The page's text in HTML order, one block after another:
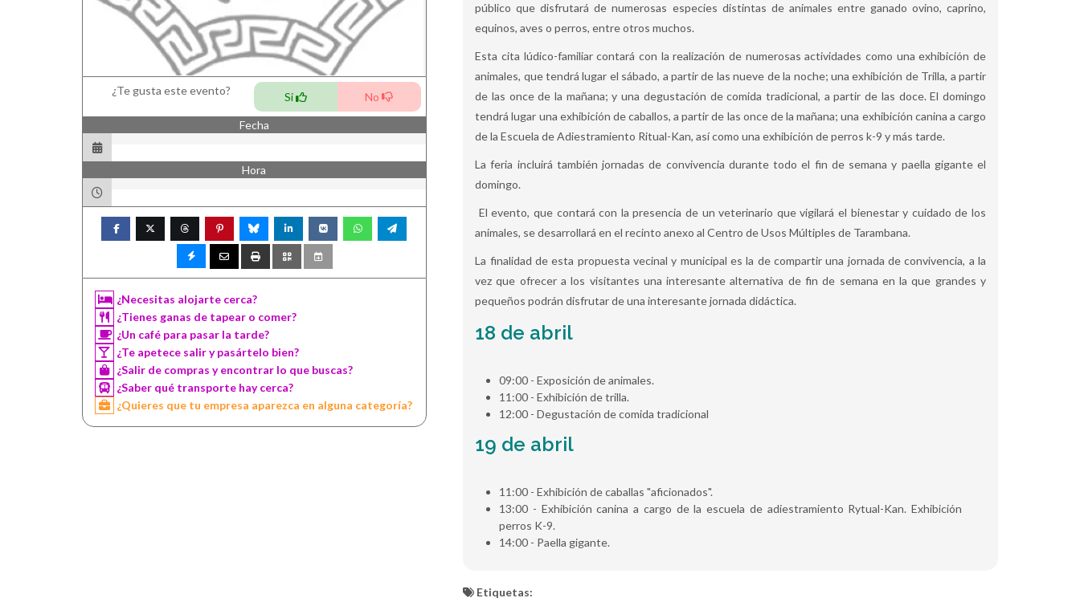
¿Te gusta este evento? Si No
Fecha
Hora
¿Necesitas alojarte cerca?
¿Tienes ganas de tapear o comer?
¿Un café para pasar la tarde?
¿Te apetece salir y pasártelo bien?
¿Salir de compras y encontrar lo que buscas?
¿Saber qué transporte hay cerca?
¿Quieres que tu empresa aparezca en alguna categoría?
público que disfrutará de numerosas especies distintas de animales entre ganado ovino, caprino,
equinos, aves o perros, entre otros muchos.
Esta cita lúdico-familiar contará con la realización de numerosas actividades como una exhibición de
animales, que tendrá lugar el sábado, a partir de las nueve de la noche; una exhibición de Trilla, a partir
de las once de la mañana; y una degustación de comida tradicional, a partir de las doce. El domingo
tendrá lugar una exhibición de caballos, a partir de las once de la mañana; una exhibición canina a cargo
de la Escuela de Adiestramiento Ritual-Kan, así como una exhibición de perros k-9 y más tarde.
La feria incluirá también jornadas de convivencia durante todo el fin de semana y paella gigante el
domingo.
El evento, que contará con la presencia de un veterinario que vigilará el bienestar y cuidado de los
animales, se desarrollará en el recinto anexo al Centro de Usos Múltiples de Tarambana.
La finalidad de esta propuesta vecinal y municipal es la de compartir una jornada de convivencia, a la
vez que ofrecer a los visitantes una interesante alternativa de fin de semana en la que grandes y
pequeños podrán disfrutar de una interesante jornada didáctica.
18 de abril
09:00 - Exposición de animales.
11:00 - Exhibición de trilla.
12:00 - Degustación de comida tradicional
19 de abril
11:00 - Exhibición de caballas "aficionados".
13:00 - Exhibición canina a cargo de la escuela de adiestramiento Rytual-Kan. Exhibición
perros K-9.
14:00 - Paella gigante.
Etiquetas: